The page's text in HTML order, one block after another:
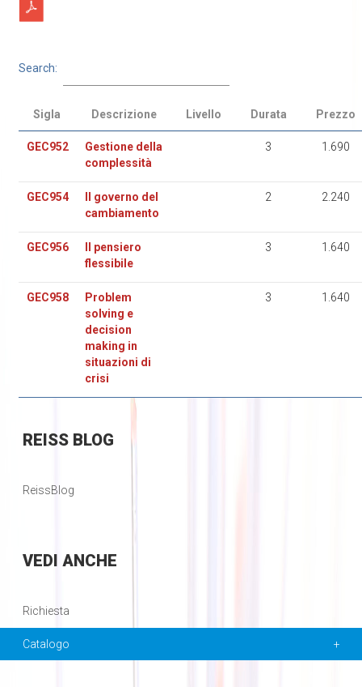
Search:
Sigla Descrizione Livello Durata Prezzo
GEC952
Gestione della
complessità
3 1.690
GEC954
Il governo del
cambiamento
2 2.240
GEC956
Il pensiero
flessibile
3 1.640
GEC958
Problem
solving e
decision
making in
situazioni di
crisi
3 1.640
REISSBLOG
ReissBlog
VEDI ANCHE
Richiesta
Catalogo